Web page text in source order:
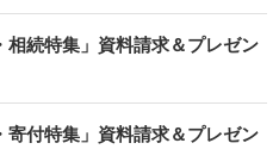
続特集」資料請求＆プレゼン
付特集」資料請求＆プレゼン